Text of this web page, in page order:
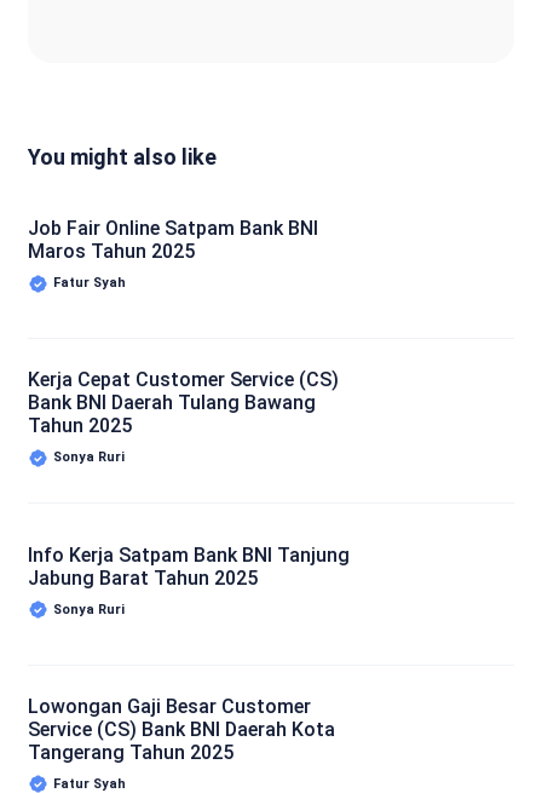
You might also like
Job Fair Online Satpam Bank BNI
Maros Tahun 2025
Fatur Syah
Kerja Cepat Customer Service (CS)
Bank BNI Daerah Tulang Bawang
Tahun 2025
Sonya Ruri
Info Kerja Satpam Bank BNI Tanjung
Jabung Barat Tahun 2025
Sonya Ruri
Lowongan Gaji Besar Customer
Service (CS) Bank BNI Daerah Kota
Tangerang Tahun 2025
Fatur Syah